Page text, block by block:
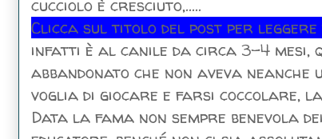
cucciolo è cresciuto,.....
Clicca sul titolo del post per
infatti è al canile da circa 3-4 mesi,
abbandonato che non aveva
voglia di giocare e farsi coccolare,
Data la fama non sempre benevola